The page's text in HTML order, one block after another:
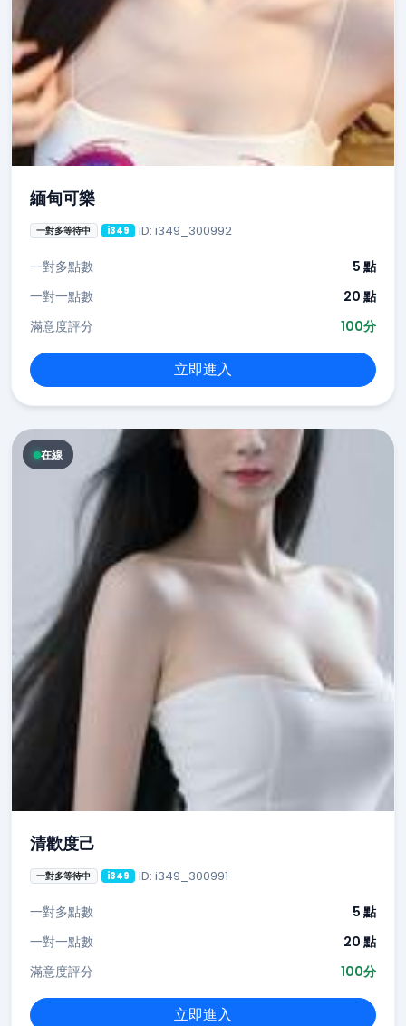
緬甸可樂
一對多等待中 i349 ID: i349_300992
一對多點數
5 點
一對一點數
20 點
滿意度評分
100分
立即進入
在線
清歡度己
一對多等待中 i349 ID: i349_300991
一對多點數
5 點
一對一點數
20 點
滿意度評分
100分
立即進入